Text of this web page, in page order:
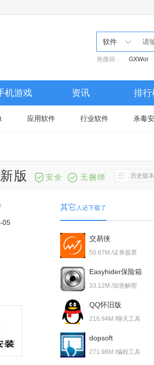
软件
热搜词： GXWor
机游戏 资讯 排行
应用软件 行业软件 杀毒
版 安全 无捆绑 历史版本
05
其它 人还下载了
交易侠
50.67M /证券股票
Easyhider保险箱
33.12M /加密解密
QQ怀旧版
216.94M /聊天工具
dopsoft
271.98M /编程工具